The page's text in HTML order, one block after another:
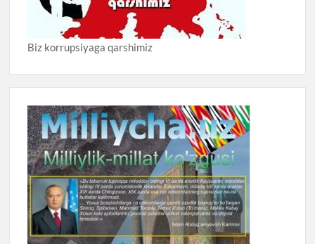
Biz korrupsiyaga qarshimiz